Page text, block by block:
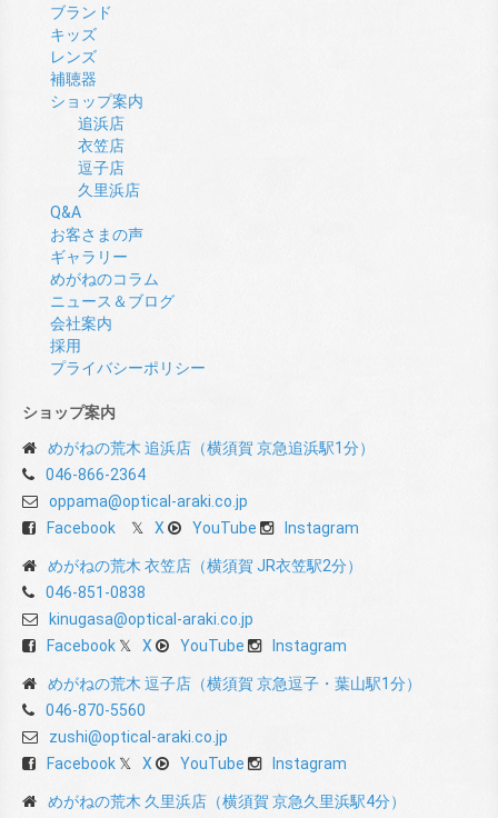
ブランド
キッズ
レンズ
補聴器
ショップ案内
追浜店
衣笠店
逗子店
久里浜店
Q&A
お客さまの声
ギャラリー
めがねのコラム
ニュース＆ブログ
会社案内
採用
プライバシーポリシー
ショップ案内
めがねの荒木 追浜店（横須賀 京急追浜駅1分）
046-866-2364
oppama@optical-araki.co.jp
Facebook
X YouTube Instagram
めがねの荒木 衣笠店（横須賀 JR衣笠駅2分）
046-851-0838
kinugasa@optical-araki.co.jp
Facebook
X YouTube Instagram
めがねの荒木 逗子店（横須賀 京急逗子・葉山駅1分）
046-870-5560
zushi@optical-araki.co.jp
Facebook
X YouTube Instagram
めがねの荒木 久里浜店（横須賀 京急久里浜駅4分）